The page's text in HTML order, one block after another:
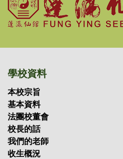
學校資料
本校宗旨
基本資料
法團校董會
校長的話
我們的老師
收生概況